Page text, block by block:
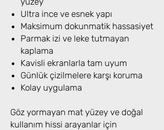
Ultra ince ve esnek yapı
Maksimum dokunmatik hassasiyet
Parmak izi ve leke tutmayan
kaplama
Kavisli ekranlarla tam uyum
Günlük çizilmelere karşı koruma
Kolay uygulama
Göz yormayan mat yüzey ve doğal
kullanım hissi arayanlar için